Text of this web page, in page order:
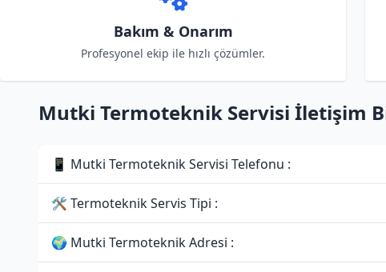
Bakım & Onarım
Profesyonel ekip ile hızlı çözümler.
Mutki Termoteknik Servisi İletişim
📱 Mutki Termoteknik Servisi Telefonu :
🛠 Termoteknik Servis Tipi :
🌍 Mutki Termoteknik Adresi :